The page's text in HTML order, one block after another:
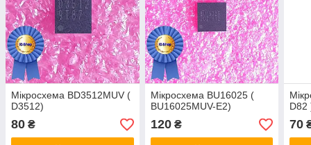
Мікросхема BD3512MUV (
D3512)
80 ₴
Мікросхема BU16025 (
BU16025MUV-E2)
120₴
D82
70